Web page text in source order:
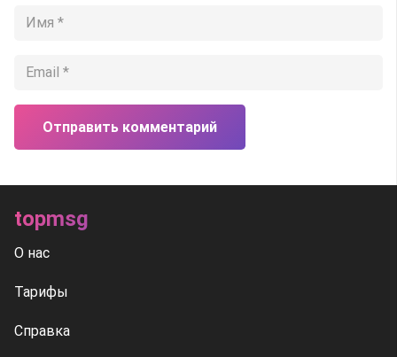
Отправить комментарий
topmsg
О нас
Тарифы
Справка